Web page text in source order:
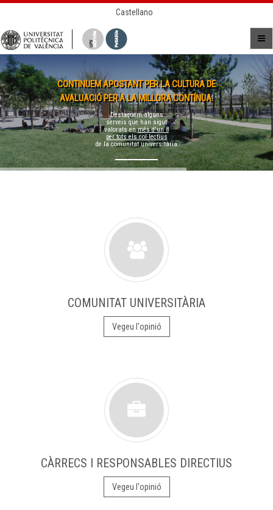
Castellano
CONTINUEM APOSTANT PER LA CULTURA DE
AVALUACIÓ PER A LA MILLORA CONTÍNUA.
Destaquem alguns
serveis que han sigut
valorats enmés d'un 8
per tots els col·lectius
de la comunitat universitària
COMUNITAT UNIVERSITÀRIA
Vegeu l'opinió
CÀRRECS I RESPONSABLES DIRECTIUS
Vegeu l'opinió